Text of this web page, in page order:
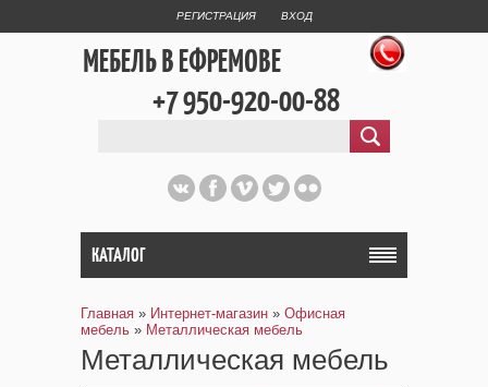
РЕГИСТРАЦИЯ ВХОД
МЕБЕЛЬ В ЕФРЕМОВЕ
+7 950-920-00-88
КАТАЛОГ
Главная » Интернет-магазин » Офисная
мебель » Металлическая мебель
Металлическая мебель